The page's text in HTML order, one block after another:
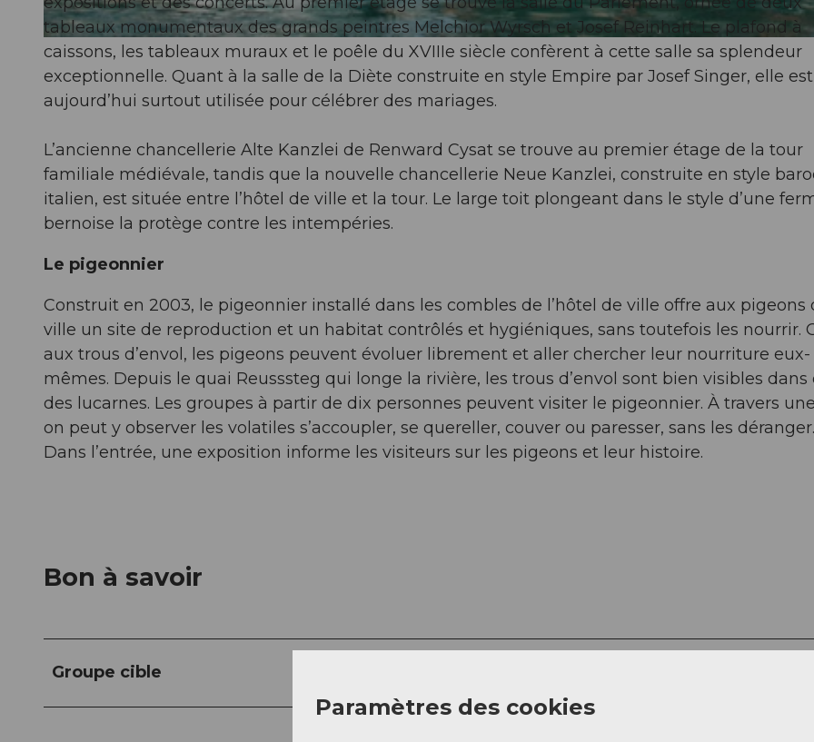
© Luzern Tourismus, Laila Bosco | CC-BY-NC-ND
tableaux monumentaux des grands peintres Melchior Wyrsch et Josef Reinhart. Le plafond à
caissons, les tableaux muraux et le poêle du XVIIIe siècle confèrent à cette salle sa splendeur
exceptionnelle. Quant à la salle de la Diète construite en style Empire par Josef Singer, elle est
aujourd’hui surtout utilisée pour célébrer des mariages.
L’ancienne chancellerie Alte Kanzlei de Renward Cysat se trouve au premier étage de la tour
familiale médiévale, tandis que la nouvelle chancellerie Neue Kanzlei, construite en style
italien, est située entre l’hôtel de ville et la tour. Le large toit plongeant dans le style d’une
bernoise la protège contre les intempéries.
Le pigeonnier
Construit en 2003, le pigeonnier installé dans les combles de l’hôtel de ville offre aux pigeons
ville un site de reproduction et un habitat contrôlés et hygiéniques, sans toutefois les nourrir.
aux trous d’envol, les pigeons peuvent évoluer librement et aller chercher leur nourriture eux-
mêmes. Depuis le quai Reusssteg qui longe la rivière, les trous d’envol sont bien visibles dans
des lucarnes. Les groupes à partir de dix personnes peuvent visiter le pigeonnier. À travers
on peut y observer les volatiles s’accoupler, se quereller, couver ou paresser, sans les déranger.
Dans l’entrée, une exposition informe les visiteurs sur les pigeons et leur histoire.
Bon à savoir
Groupe cible
Paramètres des cookies